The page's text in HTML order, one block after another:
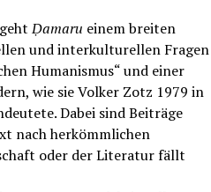
Ḍamaru einem breiten
und interkulturellen Fragen
Humanismus“ und einer
wie sie Volker Zotz 1979 in
Dabei sind Beiträge
nach herkömmlichen
oder der Literatur fällt